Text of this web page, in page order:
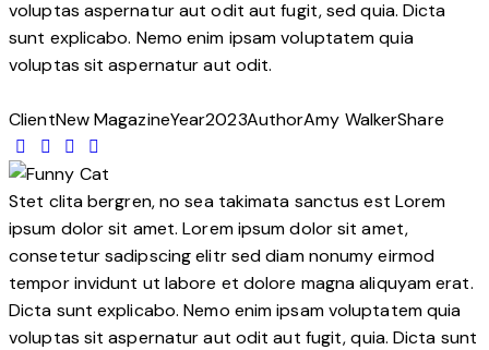
voluptas aspernatur aut odit aut fugit, sed quia. Dicta
sunt explicabo. Nemo enim ipsam voluptatem quia
voluptas sit aspernatur aut odit.
ClientNew MagazineYear2023AuthorAmy WalkerShare
Stet clita bergren, no sea takimata sanctus est Lorem
ipsum dolor sit amet. Lorem ipsum dolor sit amet,
consetetur sadipscing elitr sed diam nonumy eirmod
tempor invidunt ut labore et dolore magna aliquyam erat.
Dicta sunt explicabo. Nemo enim ipsam voluptatem quia
voluptas sit aspernatur aut odit aut fugit, quia. Dicta sunt